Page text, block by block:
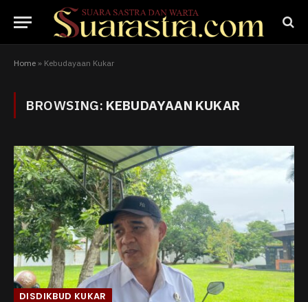
Home » Kebudayaan Kukar
BROWSING: KEBUDAYAAN KUKAR
DISDIKBUD KUKAR